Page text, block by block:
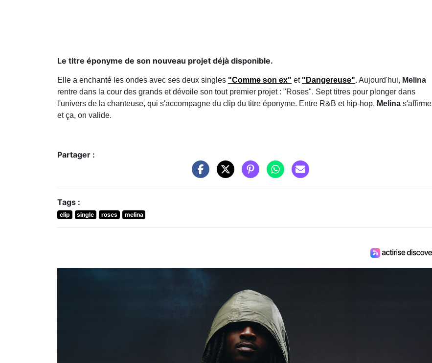
Le titre éponyme de son nouveau projet déjà disponible.
Elle a enchanté les ondes avec ses deux singles "Comme son ex" et "Dangereuse". Aujourd'hui, Melina
rentre dans la cour des grands et dévoile son tout premier projet : "Roses". Sept titres pour plonger dans
l'univers de la chanteuse, qui s'accompagne du clip du titre éponyme. Entre R&B et hip-hop, Melina s'affirme
et ça, on valide.
Partager :
Tags :
clip single roses melina